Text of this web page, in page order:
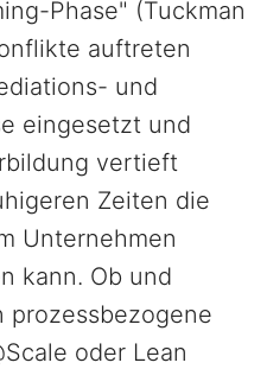
Phase" (Tuckman
auftreten
und
eingesetzt und
vertieft
Zeiten die
Unternehmen
kann. Ob und
oder Lean